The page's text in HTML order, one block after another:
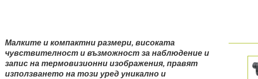
Акумулатори и батерии
Соларни панели и зарядни
Малките и компактни размери, високата
чувствителност и възможност за наблюдение и
запис на термовизионни изображения, правят
използването на този уред уникално и